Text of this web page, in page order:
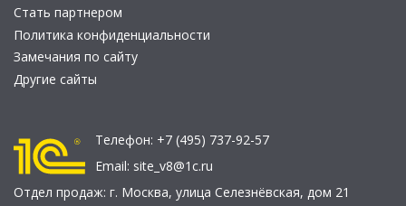
Стать партнером
Политика конфиденциальности
Замечания по сайту
Другие сайты
Телефон: +7 (495) 737-92-57
Email: site_v8@1c.ru
Отдел продаж: г. Москва, улица Селезнёвская, дом 21